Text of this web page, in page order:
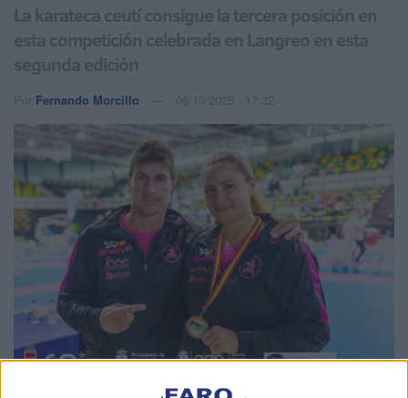
La karateca ceutí consigue la tercera posición en
esta competición celebrada en Langreo en esta
segunda edición
Por Fernando Morcillo 06/10/2025 - 17:32